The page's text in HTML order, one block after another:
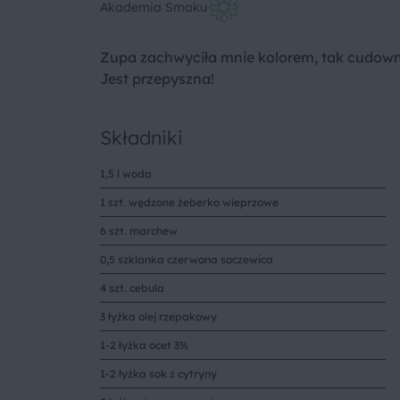
Akademia Smaku
Zupa zachwyciła mnie kolorem, tak
Jest przepyszna!
Składniki
1,5 l woda
1 szt. wędzone żeberko wieprzowe
6 szt. marchew
0,5 szklanka czerwona soczewica
4 szt. cebula
3 łyżka olej rzepakowy
1-2 łyżka ocet 3%
1-2 łyżka sok z cytryny